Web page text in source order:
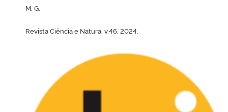
M. G.
Revista Ciência e Natura, v.46, 2024.